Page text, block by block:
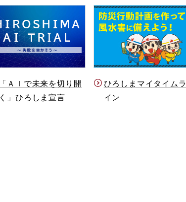
「ＡＩで未来を切り開
く」ひろしま宣言
ひろしまマイタイムラ
イン